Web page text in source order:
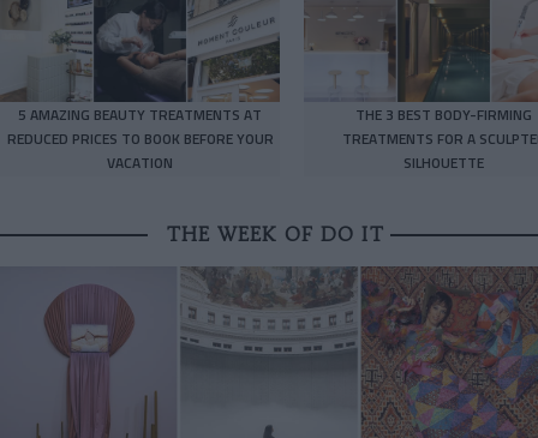
5 AMAZING BEAUTY TREATMENTS AT
REDUCED PRICES TO BOOK BEFORE YOUR
VACATION
THE 3 BEST BODY-FIRMING
TREATMENTS FOR A
SILHOUETTE
THE WEEK OF DO IT